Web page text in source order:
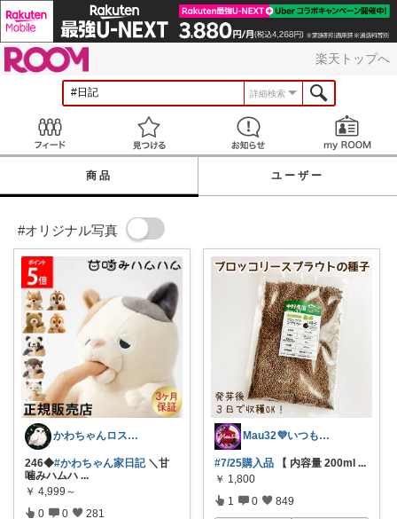
楽天トップへ
詳細検索
見つける お知らせ
商品 ユーザー
#オリジナル写真
​かわちゃんロス✨️@コラムで綴る紹介
246◆#かわちゃん家日記＼甘
噛みハムハ ...
￥ 4,999～
0 0 281
Mau32💜いつも有難うございます😊
#7/25購入品 【 内容量 200ml ...
￥ 1,800
1 0 849